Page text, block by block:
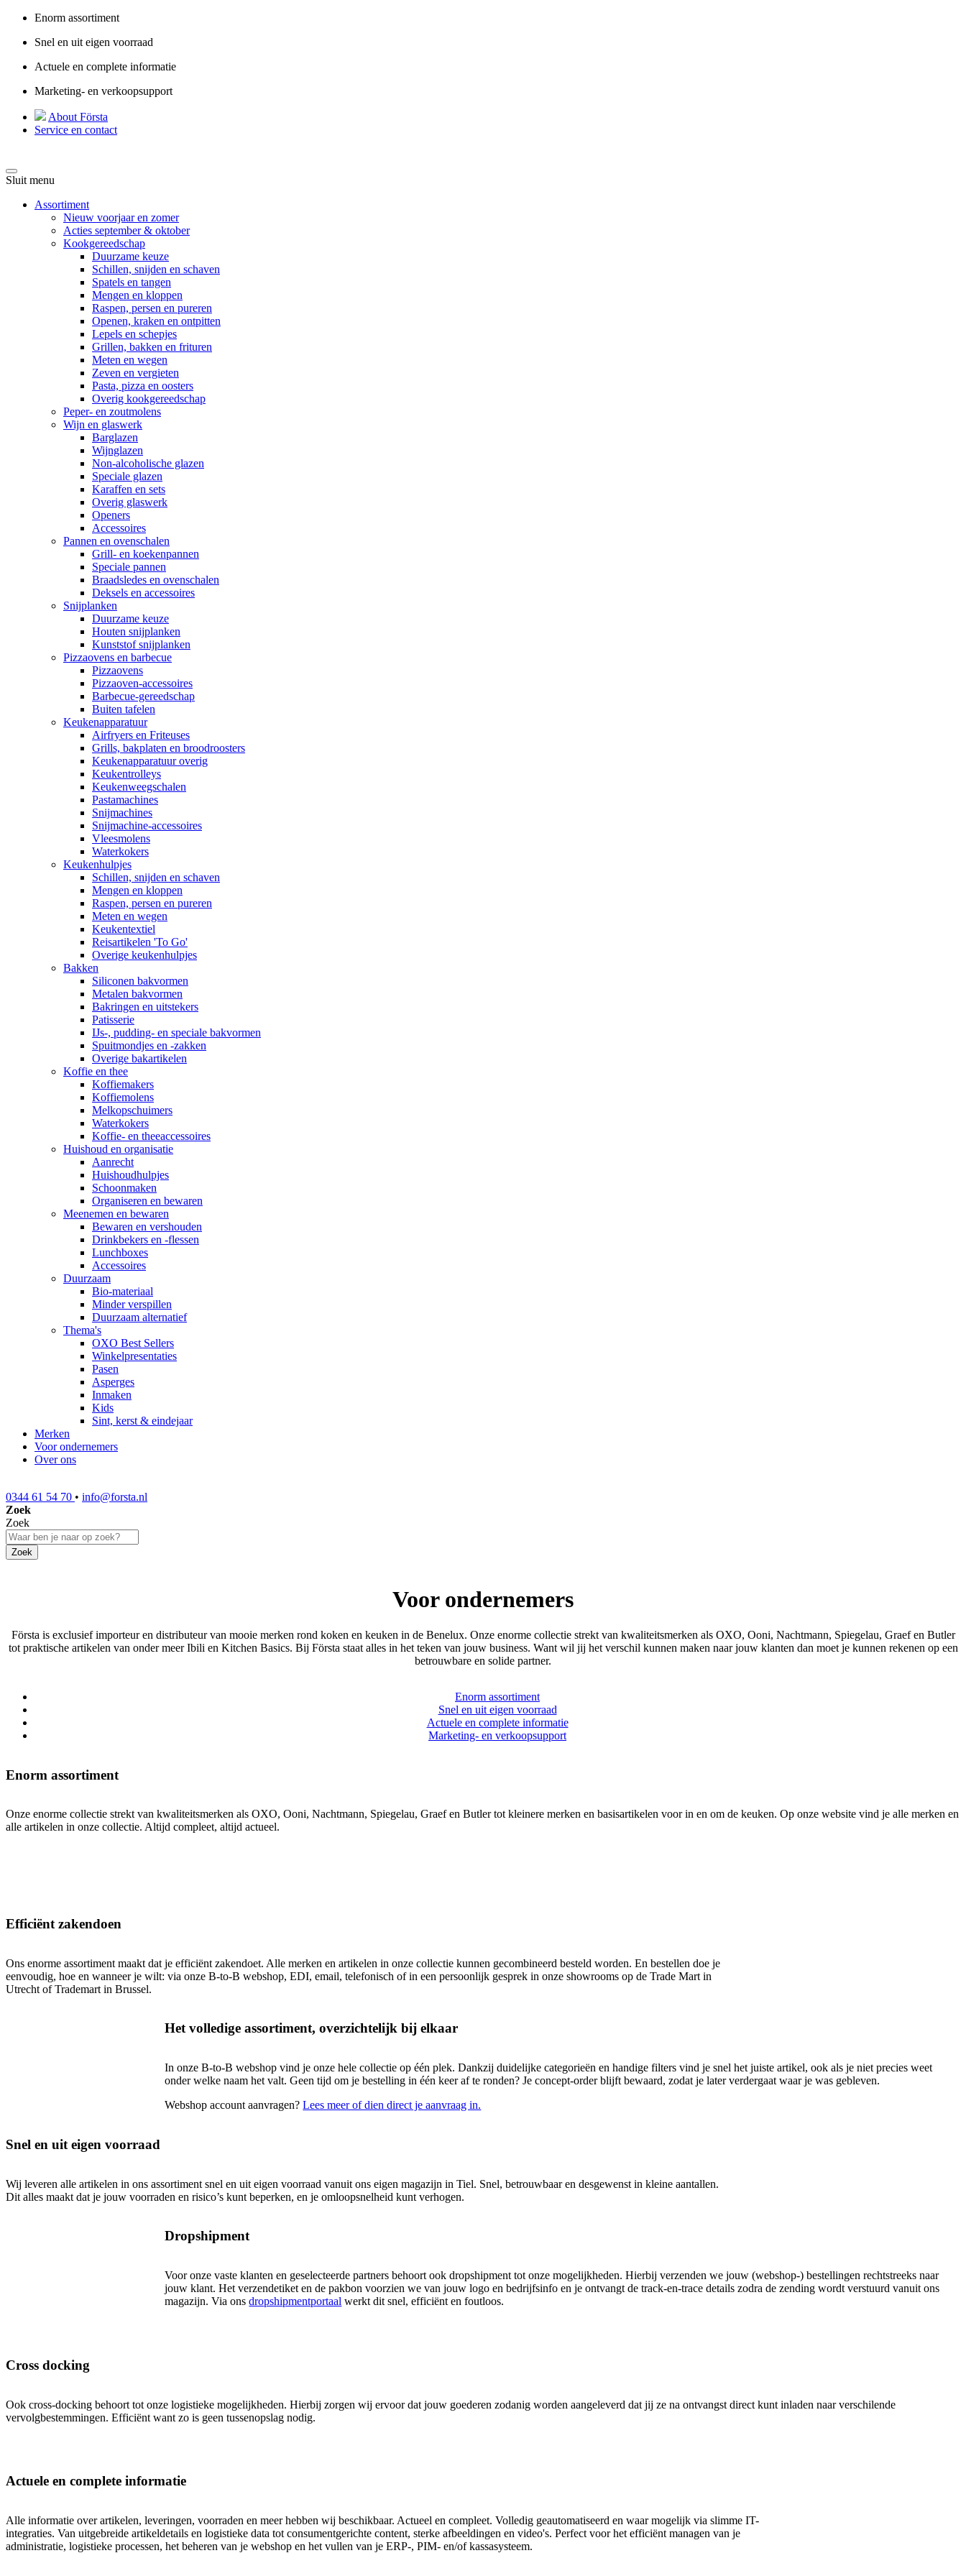
Enorm assortiment
Snel en uit eigen voorraad
Actuele en complete informatie
Marketing- en verkoopsupport
About Första
Service en contact
Sluit menu
Assortiment
Nieuw voorjaar en zomer
Acties september & oktober
Kookgereedschap
Duurzame keuze
Schillen, snijden en schaven
Spatels en tangen
Mengen en kloppen
Raspen, persen en pureren
Openen, kraken en ontpitten
Lepels en schepjes
Grillen, bakken en frituren
Meten en wegen
Zeven en vergieten
Pasta, pizza en oosters
Overig kookgereedschap
Peper- en zoutmolens
Wijn en glaswerk
Barglazen
Wijnglazen
Non-alcoholische glazen
Speciale glazen
Karaffen en sets
Overig glaswerk
Openers
Accessoires
Pannen en ovenschalen
Grill- en koekenpannen
Speciale pannen
Braadsledes en ovenschalen
Deksels en accessoires
Snijplanken
Duurzame keuze
Houten snijplanken
Kunststof snijplanken
Pizzaovens en barbecue
Pizzaovens
Pizzaoven-accessoires
Barbecue-gereedschap
Buiten tafelen
Keukenapparatuur
Airfryers en Friteuses
Grills, bakplaten en broodroosters
Keukenapparatuur overig
Keukentrolleys
Keukenweegschalen
Pastamachines
Snijmachines
Snijmachine-accessoires
Vleesmolens
Waterkokers
Keukenhulpjes
Schillen, snijden en schaven
Mengen en kloppen
Raspen, persen en pureren
Meten en wegen
Keukentextiel
Reisartikelen 'To Go'
Overige keukenhulpjes
Bakken
Siliconen bakvormen
Metalen bakvormen
Bakringen en uitstekers
Patisserie
IJs-, pudding- en speciale bakvormen
Spuitmondjes en -zakken
Overige bakartikelen
Koffie en thee
Koffiemakers
Koffiemolens
Melkopschuimers
Waterkokers
Koffie- en theeaccessoires
Huishoud en organisatie
Aanrecht
Huishoudhulpjes
Schoonmaken
Organiseren en bewaren
Meenemen en bewaren
Bewaren en vershouden
Drinkbekers en -flessen
Lunchboxes
Accessoires
Duurzaam
Bio-materiaal
Minder verspillen
Duurzaam alternatief
Thema's
OXO Best Sellers
Winkelpresentaties
Pasen
Asperges
Inmaken
Kids
Sint, kerst & eindejaar
Merken
Voor ondernemers
Over ons
0344 61 54 70 • info@forsta.nl
Zoek
Zoek
Zoek
Voor ondernemers
Första is exclusief importeur en distributeur van mooie merken rond koken en keuken in de Benelux. Onze enorme collectie strekt van kwaliteitsmerken als OXO, Ooni, Nachtmann, Spiegelau, Graef en Butler
tot praktische artikelen van onder meer Ibili en Kitchen Basics. Bij Första staat alles in het teken van jouw business. Want wil jij het verschil kunnen maken naar jouw klanten dan moet je kunnen rekenen op een
betrouwbare en solide partner.
Enorm assortiment
Snel en uit eigen voorraad
Actuele en complete informatie
Marketing- en verkoopsupport
Enorm assortiment
Onze enorme collectie strekt van kwaliteitsmerken als OXO, Ooni, Nachtmann, Spiegelau, Graef en Butler tot kleinere merken en basisartikelen voor in en om de keuken. Op onze website vind je alle merken en
alle artikelen in onze collectie. Altijd compleet, altijd actueel.
Efficiënt zakendoen
Ons enorme assortiment maakt dat je efficiënt zakendoet. Alle merken en artikelen in onze collectie kunnen gecombineerd besteld worden. En bestellen doe je
eenvoudig, hoe en wanneer je wilt: via onze B-to-B webshop, EDI, email, telefonisch of in een persoonlijk gesprek in onze showrooms op de Trade Mart in
Utrecht of Trademart in Brussel.
Het volledige assortiment, overzichtelijk bij elkaar
In onze B-to-B webshop vind je onze hele collectie op één plek. Dankzij duidelijke categorieën en handige filters vind je snel het juiste artikel, ook als je niet precies weet
onder welke naam het valt. Geen tijd om je bestelling in één keer af te ronden? Je concept-order blijft bewaard, zodat je later verdergaat waar je was gebleven.
Webshop account aanvragen?Lees meer of dien direct je aanvraag in.
Snel en uit eigen voorraad
Wij leveren alle artikelen in ons assortiment snel en uit eigen voorraad vanuit ons eigen magazijn in Tiel. Snel, betrouwbaar en desgewenst in kleine aantallen.
Dit alles maakt dat je jouw voorraden en risico’s kunt beperken, en je omloopsnelheid kunt verhogen.
Dropshipment
Voor onze vaste klanten en geselecteerde partners behoort ook dropshipment tot onze mogelijkheden. Hierbij verzenden we jouw (webshop-) bestellingen rechtstreeks naar
jouw klant. Het verzendetiket en de pakbon voorzien we van jouw logo en bedrijfsinfo en je ontvangt de track-en-trace details zodra de zending wordt verstuurd vanuit ons
magazijn. Via onsdropshipmentportaal werkt dit snel, efficiënt en foutloos.
Cross docking
Ook cross-docking behoort tot onze logistieke mogelijkheden. Hierbij zorgen wij ervoor dat jouw goederen zodanig worden aangeleverd dat jij ze na ontvangst direct kunt inladen naar verschilende
vervolgbestemmingen. Efficiënt want zo is geen tussenopslag nodig.
Actuele en complete informatie
Alle informatie over artikelen, leveringen, voorraden en meer hebben wij beschikbaar. Actueel en compleet. Volledig geautomatiseerd en waar mogelijk via slimme IT-
integraties. Van uitgebreide artikeldetails en logistieke data tot consumentgerichte content, sterke afbeeldingen en video's. Perfect voor het efficiënt managen van je
administratie, logistieke processen, het beheren van je webshop en het vullen van je ERP-, PIM- en/of kassasysteem.